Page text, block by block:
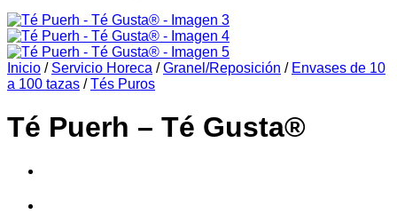
Inicio / Servicio Horeca / Granel/Reposición / Envases de 10
a 100 tazas / Tés Puros
Té Puerh – Té Gusta®